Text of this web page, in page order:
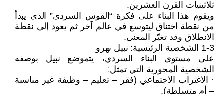
ثلاثينيات القرن العشرين.
ويقوم هذا البناء على فكرة “القوس السردي” الذي يبدأ
من نقطة اختناق ليتوسع في عالم آخر ثم يعود إلى نقطة
الانطلاق وقد تغيّر المعنى.
1-3 الشخصية الرئيسية: نبيل نهرو
على مستوى البناء السردي، يتموضع نبيل بوصفه
الشخصية المحورية التي تمثل:
· الاغتراب الاجتماعي (فقر – تعليم – وظيفة غير مناسبة
– أم متسلطة).